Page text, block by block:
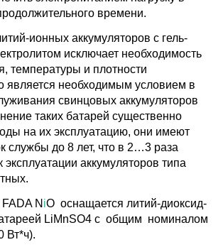
времени.
ионных аккумуляторов с гель-
исключает необходимость
температуры и плотности
является необходимым условием в
свинцовых аккумуляторов
таких батарей существенно
на их эксплуатацию, они имеют
службы до 8 лет, что в 2…3 раза
аккумуляторов типа
FADA N iO оснащается литий-диоксид-
LiMnSO4 с общим номиналом
Вт*ч).